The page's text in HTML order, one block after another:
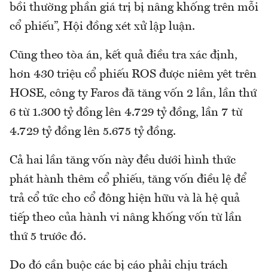
bồi thường phần giá trị bị nâng khống trên mỗi
cổ phiếu”, Hội đồng xét xử lập luận.
Cũng theo tòa án, kết quả điều tra xác định,
hơn 430 triệu cổ phiếu ROS được niêm yêt trên
HOSE, công ty Faros đã tăng vốn 2 lần, lần thứ
6 từ 1.300 tỷ đồng lên 4.729 tỷ đồng, lần 7 từ
4.729 tỷ đồng lên 5.675 tỷ đồng.
Cả hai lần tăng vốn này đều dưới hình thức
phát hành thêm cổ phiếu, tăng vốn điều lệ để
trả cổ tức cho cổ đông hiện hữu và là hệ quả
tiếp theo của hành vi nâng khống vốn từ lần
thứ 5 trước đó.
Do đó cần buộc các bị cáo phải chịu trách